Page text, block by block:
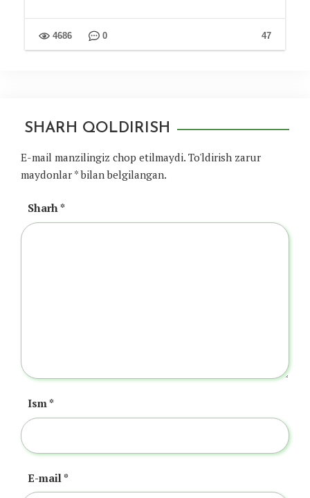
47
4686 0
SHARH QOLDIRISH
E-mail manzilingiz chop etilmaydi. To'ldirish zarur
maydonlar *bilan belgilangan.
Sharh*
Ism*
E-mail *